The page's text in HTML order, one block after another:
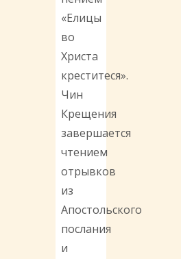
«Елицы
во
Христа
креститеся».
Чин
Крещения
завершается
чтением
отрывков
из
Апостольского
послания
и